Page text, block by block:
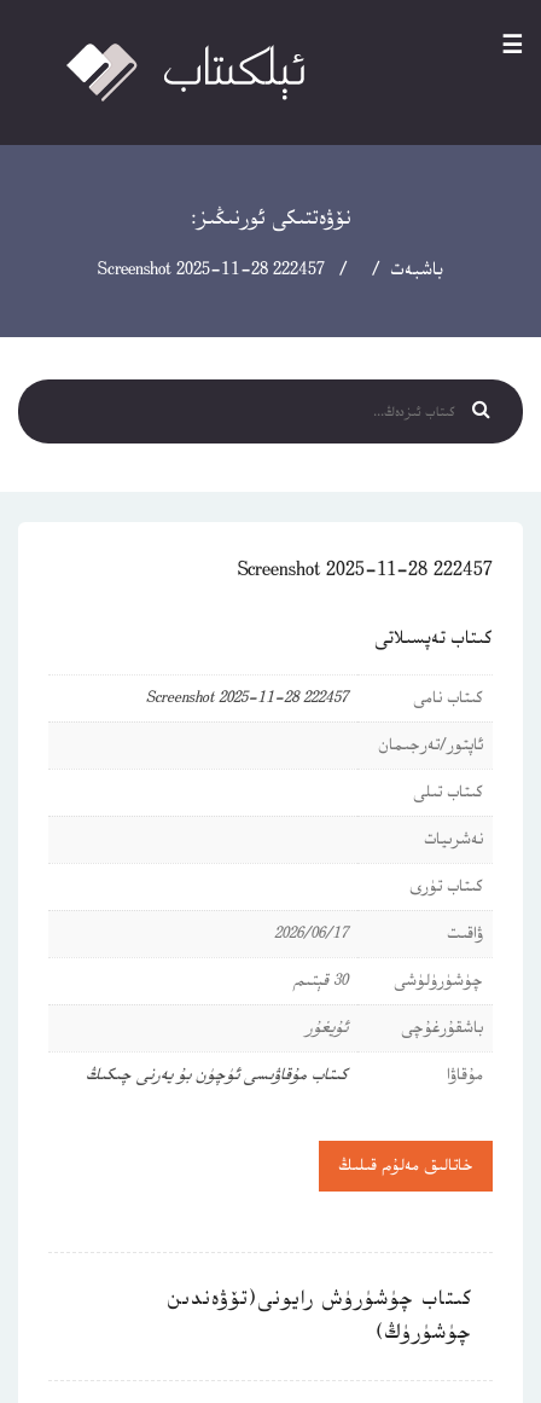
☰
نۆۋەتتىكى ئورنىڭىز:
باشبەت / / Screenshot 2025-11-28 222457
Screenshot 2025-11-28 222457
كىتاب تەپسىلاتى
كىتاب نامى
Screenshot 2025-11-28 222457
ئاپتور/تەرجىمان
كىتاب تىلى
نەشرىيات
كىتاب تۈرى
ۋاقىت
2026/06/17
چۈشۈرۈلۈشى
30 قېتىم
باشقۇرغۇچى
ئۇيغۇر
مۇقاۋا
كىتاب مۇقاۋىسى ئۈچۈن بۇ يەرنى چىكىڭ
خاتالىق مەلۇم قىلىڭ
كىتاب چۈشۈرۈش رايونى(تۆۋەندىن
چۈشۈرۈڭ)